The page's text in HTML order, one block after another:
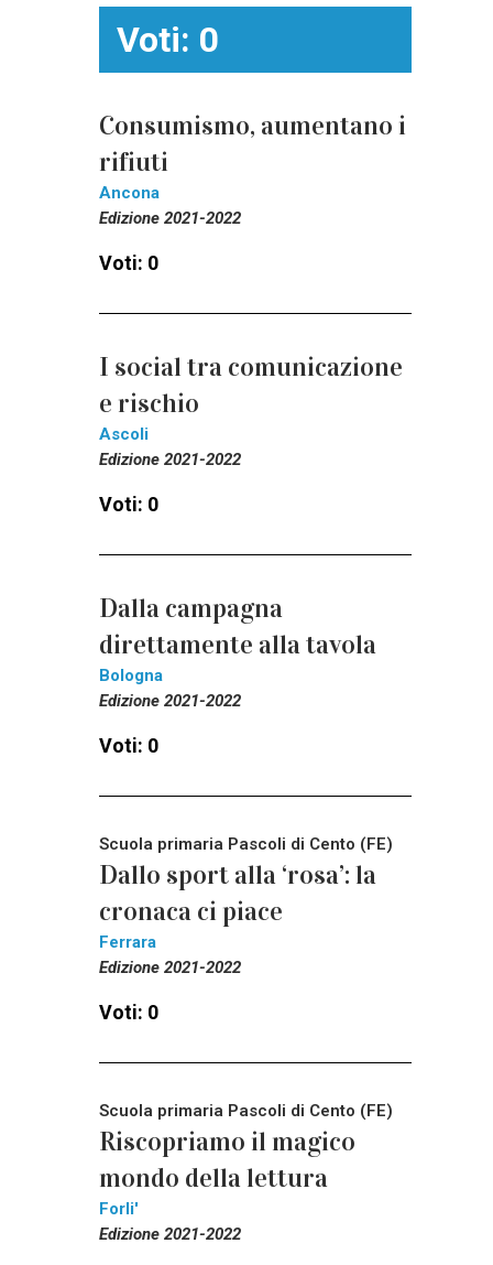
Voti: 0
Consumismo, aumentano i
rifiuti
Ancona
Edizione 2021-2022
Voti: 0
I social tra comunicazione
e rischio
Ascoli
Edizione 2021-2022
Voti: 0
Dalla campagna
direttamente alla tavola
Bologna
Edizione 2021-2022
Voti: 0
Scuola primaria Pascoli di Cento (FE)
Dallo sport alla ‘rosa’: la
cronaca ci piace
Ferrara
Edizione 2021-2022
Voti: 0
Scuola primaria Pascoli di Cento (FE)
Riscopriamo il magico
mondo della lettura
Forli'
Edizione 2021-2022